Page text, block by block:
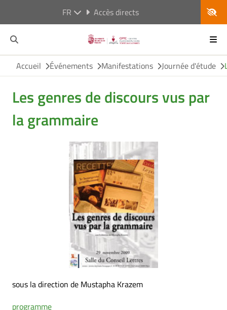
FR Accès directs
Accueil Événements Manifestations Journée d'étude
Les genres de discours vus par
la grammaire
sous la direction de Mustapha Krazem
programme